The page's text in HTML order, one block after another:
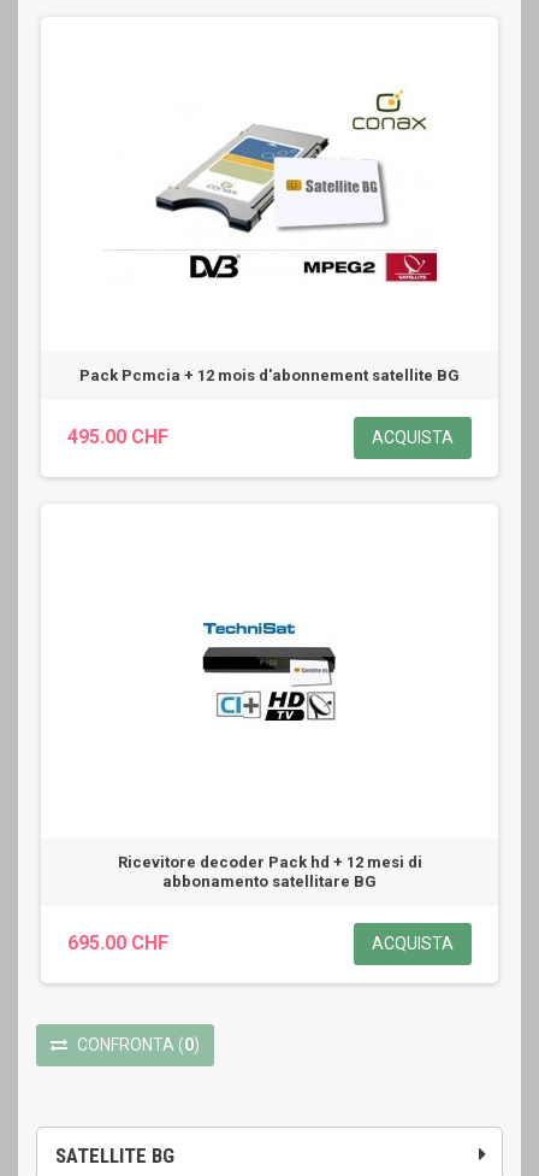
SATELLITE BG
Pack Pcmcia + 12 mois d'abonnement satellite BG
495.00 CHF ACQUISTA
Ricevitore decoder Pack hd + 12 mesi di
abbonamento satellitare BG
695.00 CHF ACQUISTA
CONFRONTA (0)